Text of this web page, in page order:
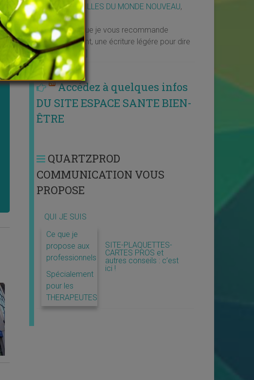
↳LES MERVEILLES DU MONDE NOUVEAU,
Livres
Voilà un livre que je vous recommande
particulièrement, une écriture légére pour dire
ce qui est si[…]
Accédez à quelques infos
DU SITE ESPACE SANTE BIEN-
ÊTRE
QUARTZPROD
COMMUNICATION VOUS
PROPOSE
QUI JE SUIS
Ce que je
propose aux
professionnels
Spécialement
pour les
THERAPEUTES
SITE-PLAQUETTES-
CARTES PROS et
autres conseils : c’est
ici !